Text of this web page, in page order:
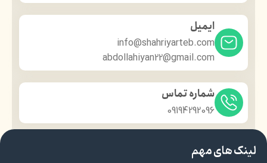
ایمیل
info@shahriyarteb.com
abdollahiyan22@gmail.com
شماره تماس
09194292096
لینک های مهم